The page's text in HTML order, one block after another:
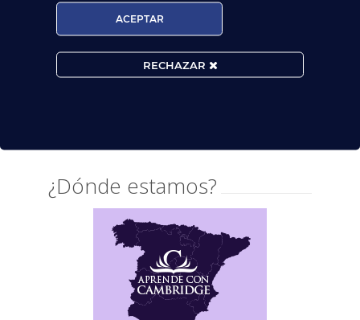
todo profesional o estudiante.
Cambridge English recoge los principios
requeridos en todos sus exámenes
Cambridge.A nivel mundial, son ya más de
cuatro millones de personas al año las que
eligen realizar los exámenes Cambridge
¿Dónde estamos?
ACEPTAR
RECHAZAR